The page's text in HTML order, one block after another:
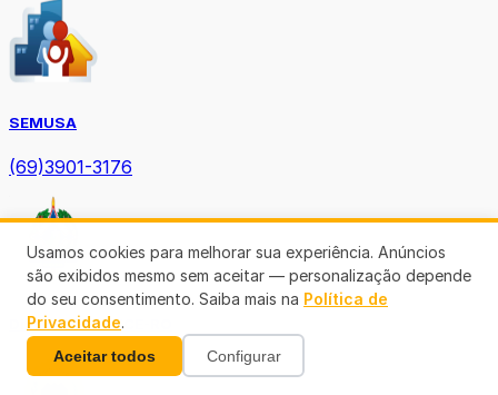
SEMUSA
(69)3901-3176
Diário Oficial TCE-RO
Usamos cookies para melhorar sua experiência. Anúncios
são exibidos mesmo sem aceitar — personalização depende
do seu consentimento. Saiba mais na Política de
Privacidade.
Aceitar todos Configurar